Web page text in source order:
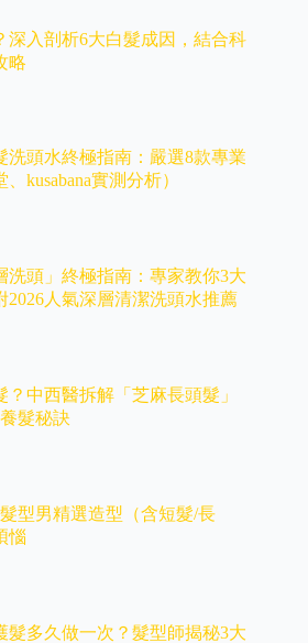
深入剖析6大白髮成因，結合科
略
洗頭水終極指南：嚴選8款專業
kusabana實測分析）
洗頭」終極指南：專家教你3大
人氣深層清潔洗頭水推薦
中西醫拆解「芝麻長頭髮」
髮秘訣
型男精選造型（含短髮/長
惱
髮多久做一次？髮型師揭秘3大